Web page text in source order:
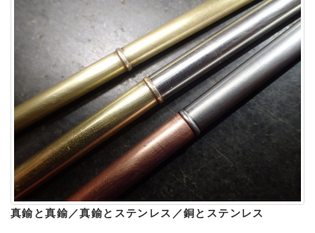
真鍮と真鍮／真鍮とステンレス／銅とステンレス